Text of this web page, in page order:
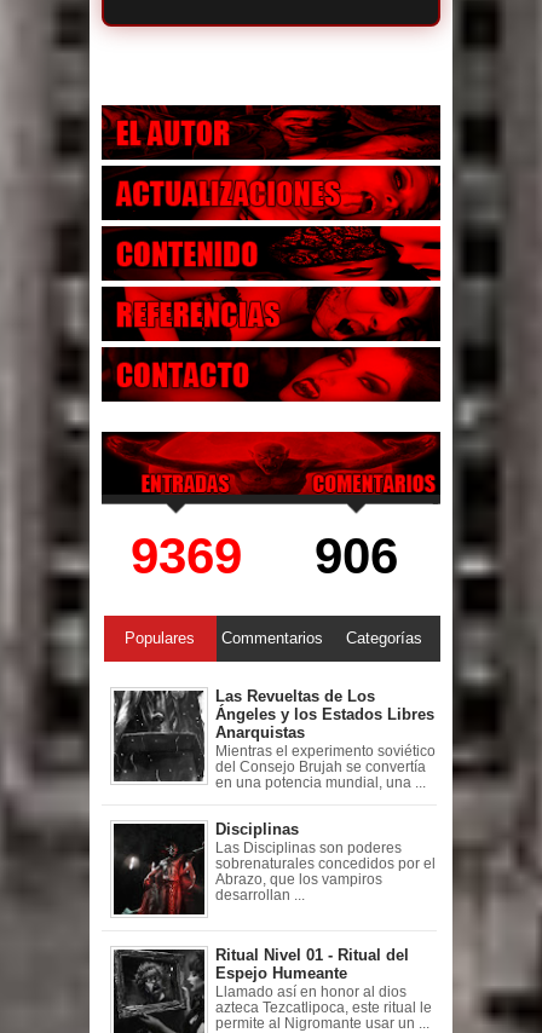
9369 906
Populares Commentarios Categorías
Las Revueltas de Los
Ángeles y los Estados Libres
Anarquistas
Mientras el experimento soviético
del Consejo Brujah se convertía
en una potencia mundial, una ...
Disciplinas
Las Disciplinas son poderes
sobrenaturales concedidos por el
Abrazo, que los vampiros
desarrollan ...
Ritual Nivel 01 - Ritual del
Espejo Humeante
Llamado así en honor al dios
azteca Tezcatlipoca, este ritual le
permite al Nigromante usar un ...